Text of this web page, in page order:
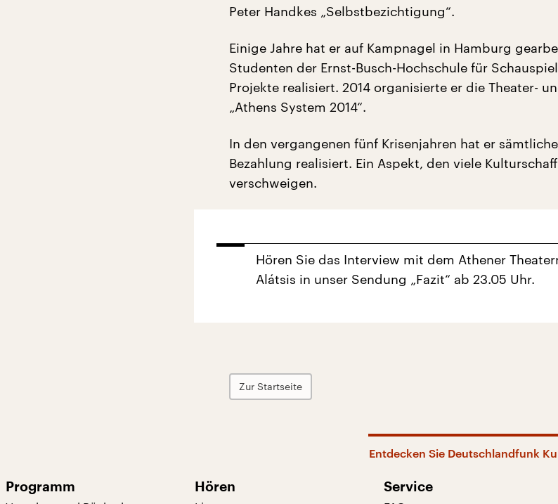
Peter Handkes „Selbstbezichtigung“.
Einige Jahre hat er auf Kampnagel in Hamburg
Studenten der Ernst-Busch-Hochschule für
Projekte realisiert. 2014 organisierte er die Theater-
„Athens System 2014“.
In den vergangenen fünf Krisenjahren hat er
Bezahlung realisiert. Ein Aspekt, den viele
verschweigen.
Hören Sie das Interview mit dem Athener
Alátsis in unser Sendung „Fazit“ ab 23.05 Uhr.
Zur Startseite
Entdecken Sie Deutschlandfunk
Programm Hören Service